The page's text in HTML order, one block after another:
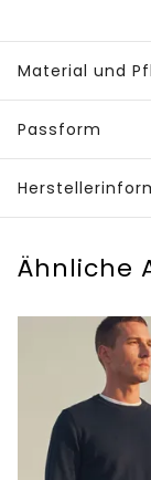
Material und
Passform
Ähnliche